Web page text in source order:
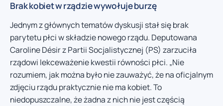
Brak kobiet w rządzie wywołuje burzę
Jednym z głównych tematów dyskusji stał się brak
parytetu płci w składzie nowego rządu. Deputowana
Caroline Désir z Partii Socjalistycznej (PS) zarzuciła
rządowi lekceważenie kwestii równości płci. „Nie
rozumiem, jak można było nie zauważyć, że na oficjalnym
zdjęciu rządu praktycznie nie ma kobiet. To
niedopuszczalne, że żadna z nich nie jest częścią